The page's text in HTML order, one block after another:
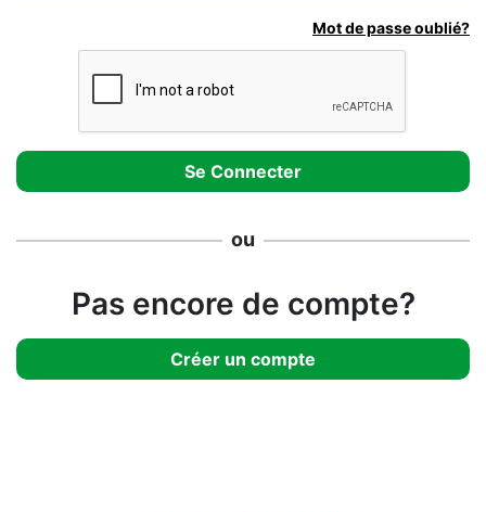
Mot de passe oublié?
ou
Pas encore de compte?
Créer un compte